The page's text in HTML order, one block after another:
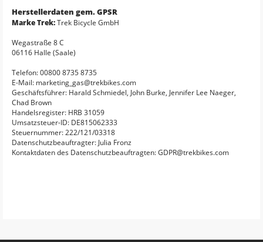
Herstellerdaten gem. GPSR
Marke Trek:Trek Bicycle GmbH
Wegastraße 8 C
06116 Halle (Saale)
Telefon: 00800 8735 8735
E-Mail: marketing_gas@trekbikes.com
Geschäftsführer: Harald Schmiedel, John Burke, Jennifer Lee Naeger,
Chad Brown
Handelsregister: HRB 31059
Umsatzsteuer-ID: DE815062333
Steuernummer: 222/121/03318
Datenschutzbeauftragter: Julia Fronz
Kontaktdaten des Datenschutzbeauftragten: GDPR@trekbikes.com